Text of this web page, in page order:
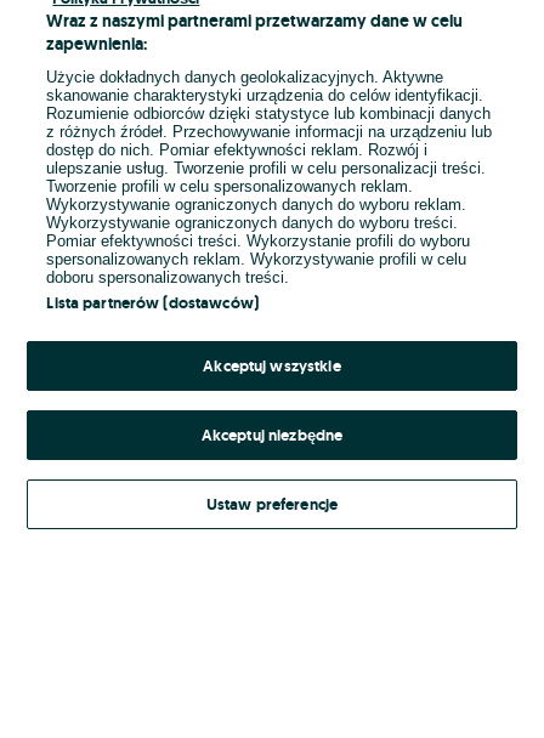
LUB
E-mail
Hasło
Kontynuując za pośrednictwem jednego z dostawców wskazanych powyżej,
Regulamin serwisu OLX.pl w jego aktualnym brzmieniu.
Wraz z naszymi partnerami przetwarzamy dane w celu
zapewnienia:
Użycie dokładnych danych geolokalizacyjnych. Aktywne
skanowanie charakterystyki urządzenia do celów identyfikacji.
Rozumienie odbiorców dzięki statystyce lub kombinacji danych
z różnych źródeł. Przechowywanie informacji na urządzeniu lub
dostęp do nich. Pomiar efektywności reklam. Rozwój i
ulepszanie usług. Tworzenie profili w celu personalizacji treści.
Tworzenie profili w celu spersonalizowanych reklam.
Wykorzystywanie ograniczonych danych do wyboru reklam.
Wykorzystywanie ograniczonych danych do wyboru treści.
Pomiar efektywności treści. Wykorzystanie profili do wyboru
spersonalizowanych reklam. Wykorzystywanie profili w celu
doboru spersonalizowanych treści.
Lista partnerów (dostawców)
Akceptuj wszystkie
Akceptuj niezbędne
Ustaw preferencje